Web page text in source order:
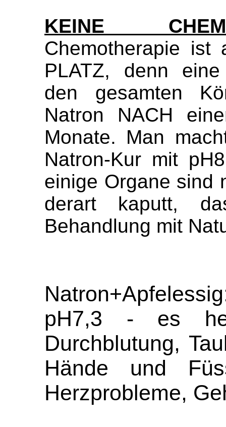
KEINE
Chemotherapie
PLATZ, denn
den gesamten
Natron NACH
Monate. Man
Natron-Kur mit
einige Organe sind
derart kaputt,
Behandlung mit
pH7,3 - es
Durchblutung,
Hände und
Herzprobleme,